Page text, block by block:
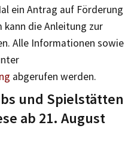
ein Antrag auf Förderung
die Anleitung zur
Alle Informationen sowie
abgerufen werden.
und Spielstätten
ab 21. August